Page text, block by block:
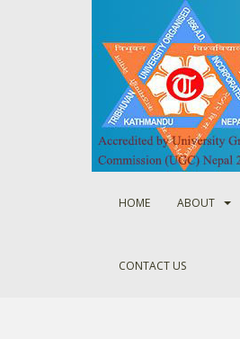
HOME ABOUT
CONTACT US